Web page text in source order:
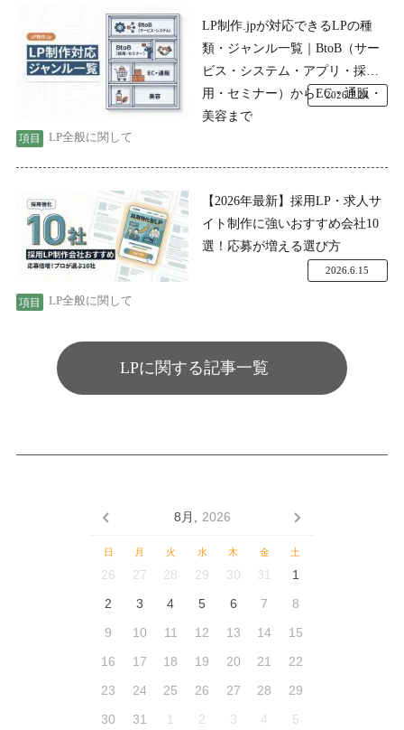
LP制作.jpが対応できるLPの種
類・ジャンル一覧｜BtoB（サー
ビス・システム・アプリ・採
用・セミナー）からEC・通販・
美容まで
LP全般に関して
2026.7.24
【2026年最新】採用LP・求人サ
イト制作に強いおすすめ会社10
選！応募が増える選び方
LP全般に関して
2026.6.15
LPに関する記事一覧
8月, 2026
日 月 火 水 木 金 土
26 27 28 29 30 31
1
2
3 4 5 6 7
8
9
10 11 12 13 14
15
16
17 18 19 20 21
22
23
24 25 26 27 28
29
30
31 1 2 3 4 5